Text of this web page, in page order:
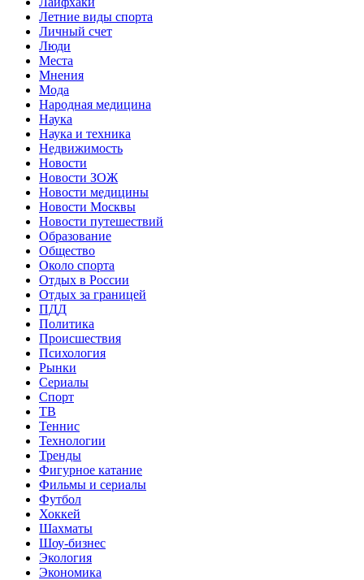
Летние виды спорта
Личный счет
Люди
Места
Мнения
Мода
Народная медицина
Наука
Наука и техника
Недвижимость
Новости
Новости ЗОЖ
Новости медицины
Новости Москвы
Новости путешествий
Образование
Общество
Около спорта
Отдых в России
Отдых за границей
ПДД
Политика
Происшествия
Психология
Рынки
Сериалы
Спорт
ТВ
Теннис
Технологии
Тренды
Фигурное катание
Фильмы и сериалы
Футбол
Хоккей
Шахматы
Шоу-бизнес
Экология
Экономика